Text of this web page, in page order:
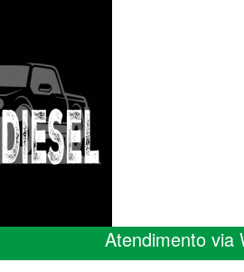
Atendimento via